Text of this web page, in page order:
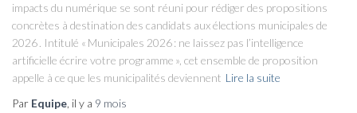
impacts du numérique se sont réuni pour rédiger des propositions
concrètes à destination des candidats aux élections municipales de
2026 . Intitulé « Municipales 2026 : ne laissez pas l’intelligence
artificielle écrire votre programme », cet ensemble de proposition
appelle à ce que les municipalités deviennent Lire la suite
Par Equipe , il y a 9 mois